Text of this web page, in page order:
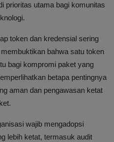
prioritas utama bagi komunitas
token dan kredensial sering
bahwa satu token
bagi kompromi paket yang
betapa pentingnya
aman dan pengawasan ketat
wajib mengadopsi
lebih ketat, termasuk audit